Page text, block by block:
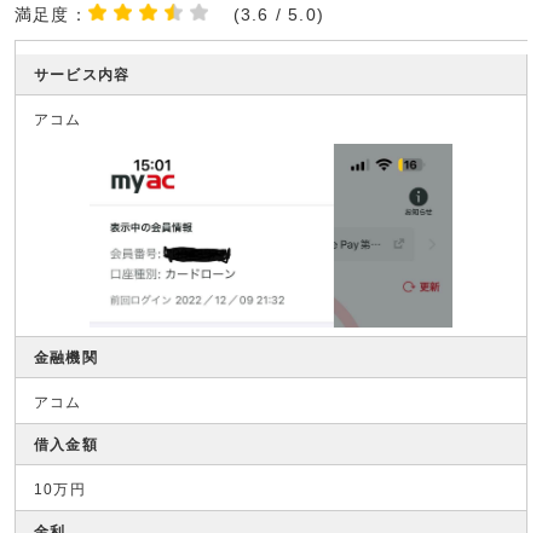
満足度： (3.6 / 5.0)
サービス内容
アコム
金融機関
アコム
借入金額
10万円